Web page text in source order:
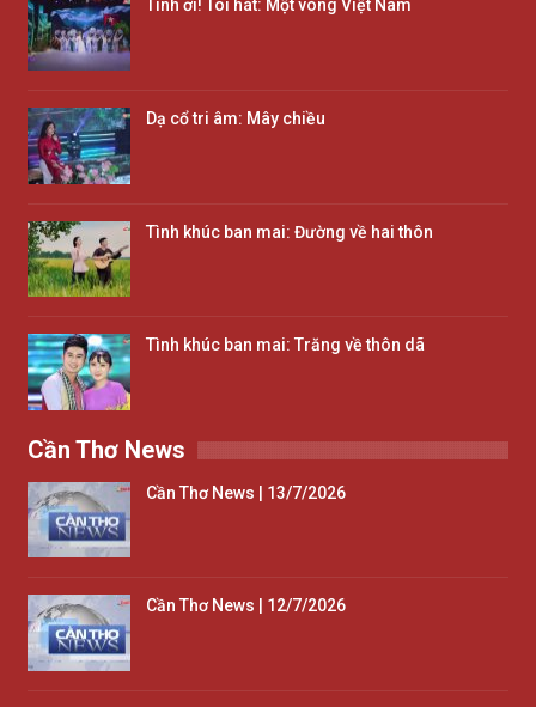
Tình ơi! Tôi hát: Một vòng Việt Nam
Dạ cổ tri âm: Mây chiều
Tình khúc ban mai: Đường về hai thôn
Tình khúc ban mai: Trăng về thôn dã
Cần Thơ News
Cần Thơ News | 13/7/2026
Cần Thơ News | 12/7/2026